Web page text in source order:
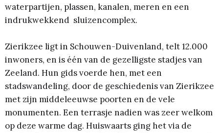
waterpartijen, plassen, kanalen, meren en een
indrukwekkend sluizencomplex.
Zierikzee ligt in Schouwen-Duivenland, telt 12.000
inwoners, en is één van de gezelligste stadjes van
Zeeland. Hun gids voerde hen, met een
stadswandeling, door de geschiedenis van Zierikzee
met zijn middeleeuwse poorten en de vele
monumenten. Een terrasje nadien was zeer welkom
op deze warme dag. Huiswaarts ging het via de